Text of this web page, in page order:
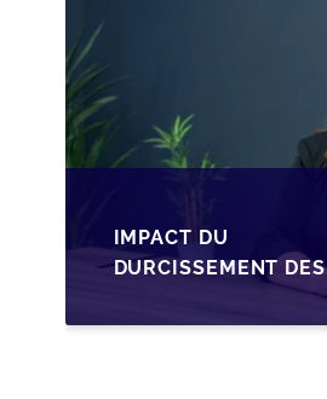
IMPACT DU
DURCISSEMENT DES
CRÉDIT SUR LA